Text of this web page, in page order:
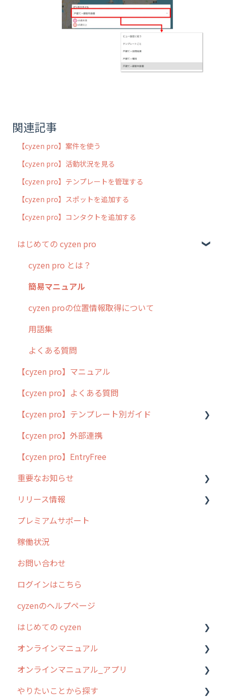
関連記事
【cyzen pro】案件を使う
【cyzen pro】活動状況を見る
【cyzen pro】テンプレートを管理する
【cyzen pro】スポットを追加する
【cyzen pro】コンタクトを追加する
はじめての cyzen pro
cyzen pro とは？
簡易マニュアル
cyzen proの位置情報取得について
用語集
よくある質問
【cyzen pro】マニュアル
【cyzen pro】よくある質問
【cyzen pro】テンプレート別ガイド
ポスティング
ラウンダー
メンテナンス
外廻り営業
清掃
不動産
【cyzen pro】外部連携
【cyzen pro】EntryFree
重要なお知らせ
過去の重要なお知らせ
障害情報
リリース情報
リリース
2026年のリリース情報
2025年のリリース情報
2024年のリリース情報
2023年のリリース情報
過去のリリース
2019年までのリリース情報
お客様の声を実現しました
プレミアムサポート
稼働状況
お問い合わせ
ログインはこちら
cyzenのヘルプページ
はじめての cyzen
0. はじめてのcyzenの使い方
1. cyzenについて知ろう
2. 主要機能の概要
オンラインマニュアル
管理サイトの使い始め
ユーザー・グループ管理
オンラインマニュアル_アプリ
アプリの使い始め
やりたいことから探す